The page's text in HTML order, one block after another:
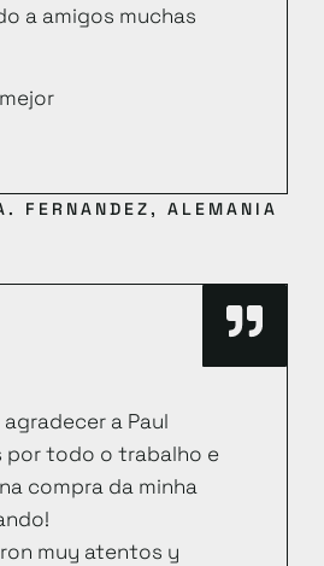
a amigos muchas
FERNANDEZ, ALEMANIA
agradecer a Paul
por todo o trabalho e
compra da minha
muy atentos y